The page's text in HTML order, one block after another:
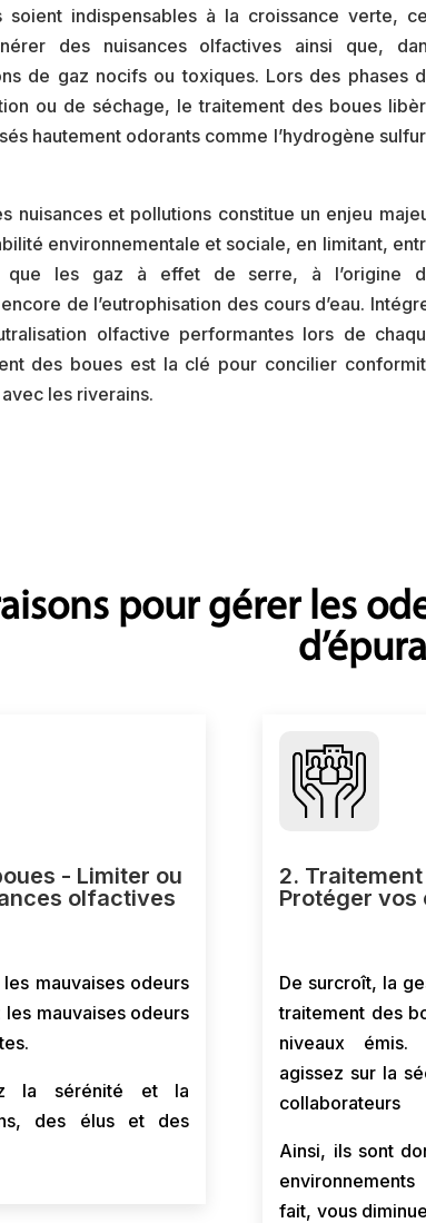
soient indispensables à la croissance verte,
des nuisances olfactives ainsi que,
de gaz nocifs ou toxiques. Lors des phases
ou de séchage, le traitement des boues
hautement odorants comme l’hydrogène
nuisances et pollutions constitue un enjeu
environnementale et sociale, en limitant,
que les gaz à effet de serre, à l’origine
de l’eutrophisation des cours d’eau.
olfactive performantes lors de
des boues est la clé pour concilier
les riverains.
pour gérer les
- Limiter ou
olfactives
mauvaises odeurs
mauvaises odeurs
la sérénité et la
des élus et des
2.
Protéger vos
De surcroît, la
traitement des
niveaux émis.
agissez sur la
collaborateurs
Ainsi, ils sont
fait, vous